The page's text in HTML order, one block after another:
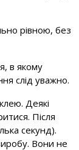
рівною, без
в якому
слід уважно.
Деякі
Після
секунд).
Вони не